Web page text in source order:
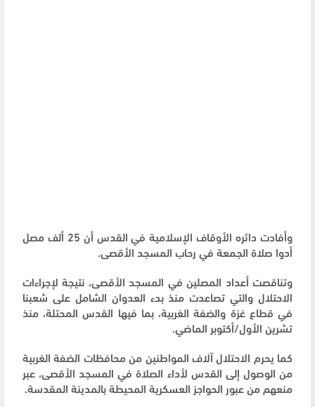
وأفادت دائره الأوقاف الإسلامية في القدس أن 25 ألف مصل
أدوا صلاة الجمعة في رحاب المسجد الأقصى.
وتناقصت أعداد المصلين في المسجد الأقصى، نتيجة لإجراءات
الاحتلال والتي تصاعدت منذ بدء العدوان الشامل على شعبنا
في قطاع غزة والضفة الغربية، بما فيها القدس المحتلة، منذ
تشرين الأول/أكتوبر الماضي.
كما يحرم الاحتلال آلاف المواطنين من محافظات الضفة الغربية
من الوصول إلى القدس لأداء الصلاة في المسجد الأقصى، عبر
منعهم من عبور الحواجز العسكرية المحيطة بالمدينة المقدسة.